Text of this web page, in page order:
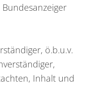
ö.b.u.v.
Inhalt und